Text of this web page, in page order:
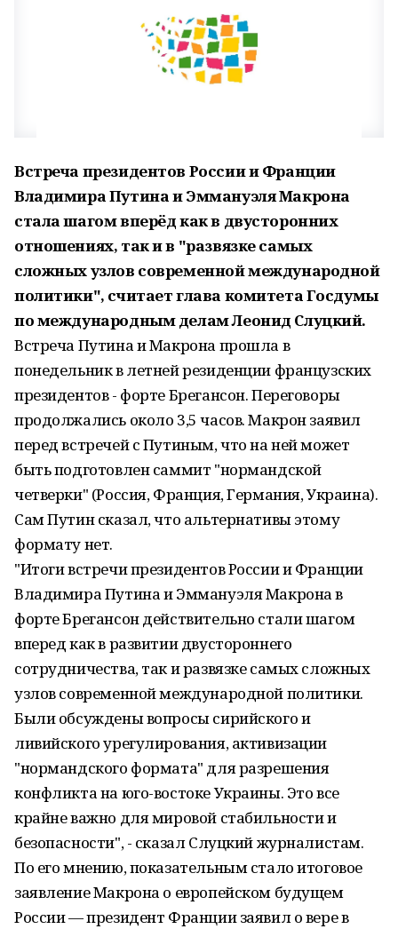
Встреча президентов России и Франции
Владимира Путина и Эммануэля Макрона
стала шагом вперёд как в двусторонних
отношениях, так и в "развязке самых
сложных узлов современной международной
политики", считает глава комитета Госдумы
по международным делам Леонид Слуцкий.
Встреча Путина и Макрона прошла в
понедельник в летней резиденции французских
президентов - форте Брегансон. Переговоры
продолжались около 3,5 часов. Макрон заявил
перед встречей с Путиным, что на ней может
быть подготовлен саммит "нормандской
четверки" (Россия, Франция, Германия, Украина).
Сам Путин сказал, что альтернативы этому
формату нет.
"Итоги встречи президентов России и Франции
Владимира Путина и Эммануэля Макрона в
форте Брегансон действительно стали шагом
вперед как в развитии двустороннего
сотрудничества, так и развязке самых сложных
узлов современной международной политики.
Были обсуждены вопросы сирийского и
ливийского урегулирования, активизации
"нормандского формата" для разрешения
конфликта на юго-востоке Украины. Это все
крайне важно для мировой стабильности и
безопасности", - сказал Слуцкий журналистам.
По его мнению, показательным стало итоговое
заявление Макрона о европейском будущем
России — президент Франции заявил о вере в